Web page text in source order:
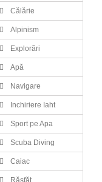
Călărie
Alpinism
Explorări
Apă
Navigare
Inchiriere Iaht
Sport pe Apa
Scuba Diving
Caiac